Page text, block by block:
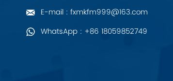
Swissbit
B&R
E-mail : fxmkfm999@163.com
WhatsApp : +86 18059852749